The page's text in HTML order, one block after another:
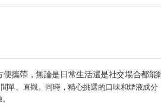
攜帶，無論是日常生活還是社交場合都能
單、直觀。同時，精心挑選的口味和煙液成分